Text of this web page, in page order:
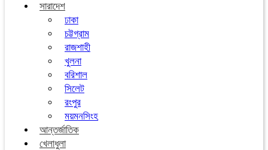
সারাদেশ
ঢাকা
চট্টগ্রাম
রাজশাহী
খুলনা
বরিশাল
সিলেট
রংপুর
ময়মনসিংহ
আন্তর্জাতিক
খেলাধুলা